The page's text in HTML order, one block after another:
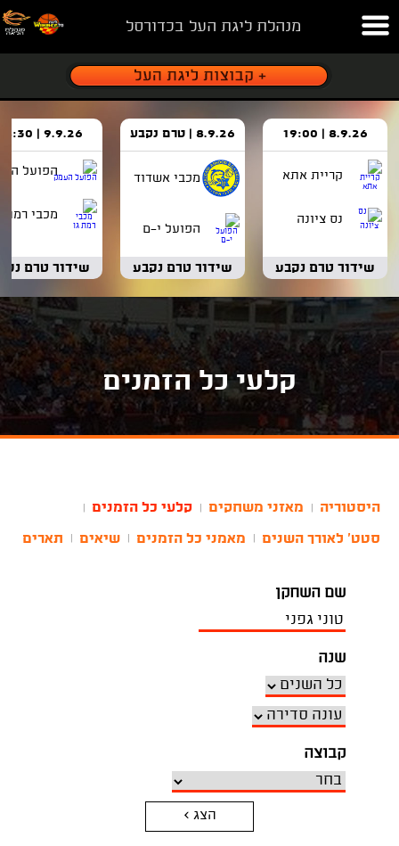
מנהלת ליגת העל בכדורסל
8.9.26 | 19:00
קריית אתא
נס ציונה
שידור טרם נקבע
8.9.26 | טרם נקבע
מכבי אשדוד
הפועל י-ם
שידור טרם נקבע
9.9.26 | 18:30
הפועל
מכבי רמת
שידור טרם
קלעי כל הזמנים
היסטוריה מאזני משחקים קלעי כל הזמנים
סטט' לאורך השנים מאמני כל הזמנים שיאים תארים
שם השחקן
שנה
קבוצה
הצג >